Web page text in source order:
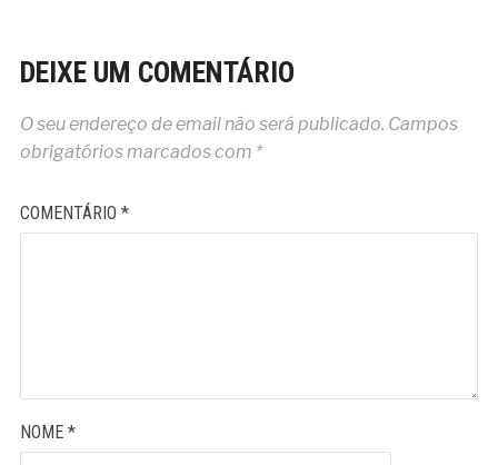
DEIXE UM COMENTÁRIO
O seu endereço de email não será publicado. Campos
obrigatórios marcados com *
COMENTÁRIO *
NOME *